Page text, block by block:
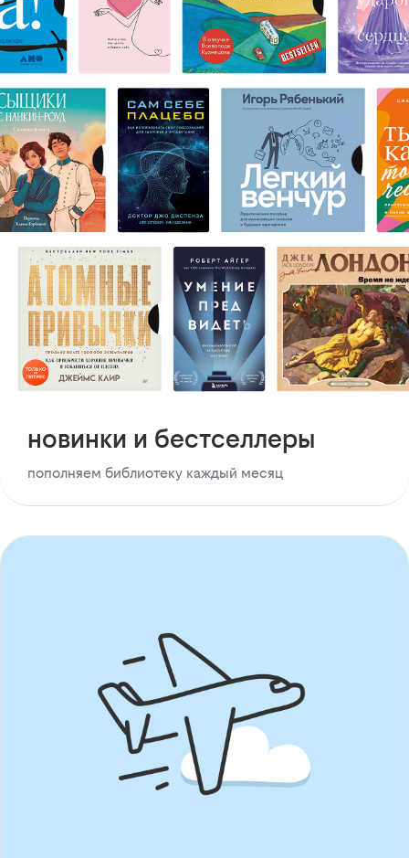
новинки и бестселлеры
пополняем библиотеку каждый месяц